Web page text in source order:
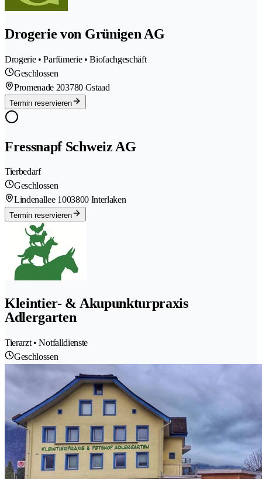
Drogerie von Grünigen AG
Drogerie • Parfümerie • Biofachgeschäft
Geschlossen
Promenade 203780 Gstaad
Termin reservieren
Fressnapf Schweiz AG
Tierbedarf
Geschlossen
Lindenallee 1003800 Interlaken
Termin reservieren
Kleintier- & Akupunkturpraxis
Adlergarten
Tierarzt • Notfalldienste
Geschlossen